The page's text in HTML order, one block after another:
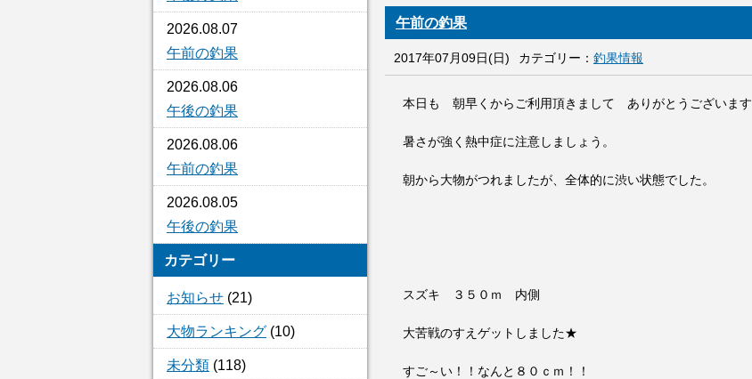
2026.08.07
午前の釣果
2026.08.06
午後の釣果
2026.08.06
午前の釣果
2026.08.05
午後の釣果
カテゴリー
お知らせ (21)
大物ランキング (10)
未分類 (118)
午前の釣果
2017年07月09日(日) カテゴリー： 釣果情報
本日も 朝早くからご利用頂きまして ありがとうございます
暑さが強く熱中症に注意しましょう。
朝から大物がつれましたが、全体的に渋い状態でした。
スズキ ３５０ｍ 内側
大苦戦のすえゲットしました★
すご～い！！なんと８０ｃｍ！！